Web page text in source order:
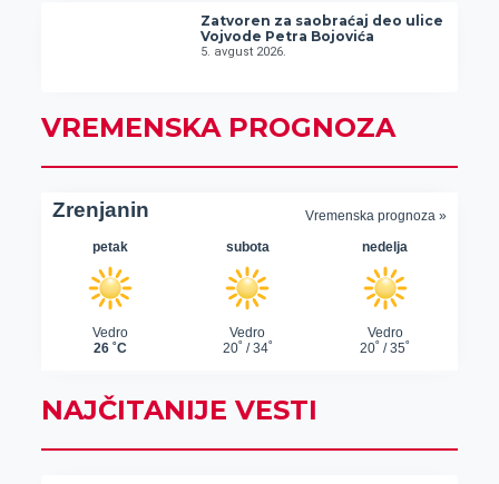
Zatvoren za saobraćaj deo ulice
Vojvode Petra Bojovića
5. avgust 2026.
VREMENSKA PROGNOZA
NAJČITANIJE VESTI